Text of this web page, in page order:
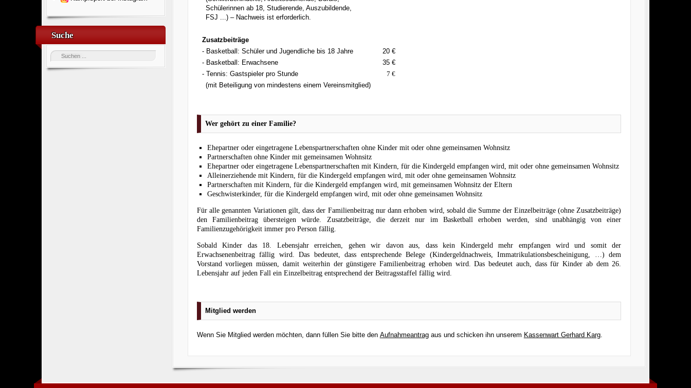
Suche
Schülerinnen ab 18, Studierende, Auszubildende,
FSJ ...) – Nachweis ist erforderlich.
Zusatzbeiträge
- Basketball: Schüler und Jugendliche bis 18 Jahre
20 €
- Basketball: Erwachsene
35 €
- Tennis: Gastspieler pro Stunde
7 €
(mit Beteiligung von mindestens einem Vereinsmitglied)
Wer gehört zu einer Familie?
Ehepartner oder eingetragene Lebenspartnerschaften ohne Kinder mit oder ohne gemeinsamen Wohnsitz
Partnerschaften ohne Kinder mit gemeinsamen Wohnsitz
Ehepartner oder eingetragene Lebenspartnerschaften mit Kindern, für die Kindergeld empfangen wird, mit oder ohne gemeinsamen Wohnsitz
Alleinerziehende mit Kindern, für die Kindergeld empfangen wird, mit oder ohne gemeinsamen Wohnsitz
Partnerschaften mit Kindern, für die Kindergeld empfangen wird, mit gemeinsamen Wohnsitz der Eltern
Geschwisterkinder, für die Kindergeld empfangen wird, mit oder ohne gemeinsamen Wohnsitz
Für alle genannten Variationen gilt, dass der Familienbeitrag nur dann erhoben wird, sobald die Summe der Einzelbeiträge (ohne Zusatzbeiträge)
den Familienbeitrag übersteigen würde. Zusatzbeiträge, die derzeit nur im Basketball erhoben werden, sind unabhängig von einer
Familienzugehörigkeit immer pro Person fällig.
Sobald Kinder das 18. Lebensjahr erreichen, gehen wir davon aus, dass kein Kindergeld mehr empfangen wird und somit der
Erwachsenenbeitrag fällig wird. Das bedeutet, dass entsprechende Belege (Kindergeldnachweis, Immatrikulationsbescheinigung, …) dem
Vorstand vorliegen müssen, damit weiterhin der günstigere Familienbeitrag erhoben wird. Das bedeutet auch, dass für Kinder ab dem 26.
Lebensjahr auf jeden Fall ein Einzelbeitrag entsprechend der Beitragsstaffel fällig wird.
Mitglied werden
Wenn Sie Mitglied werden möchten, dann füllen Sie bitte den Aufnahmeantrag aus und schicken ihn unserem Kassenwart Gerhard Karg.